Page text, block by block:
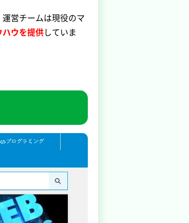
営チームは現役のマ
ウを提供していま